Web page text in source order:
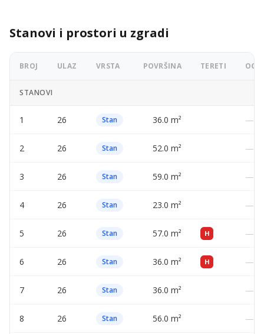
Stanovi i prostori u zgradi
BROJ ULAZ VRSTA POVRŠINA TERETI
STANOVI
1 26 Stan 36.0 m² —
2 26 Stan 52.0 m² —
3 26 Stan 59.0 m² —
4 26 Stan 23.0 m² —
5 26 Stan 57.0 m² H —
6 26 Stan 36.0 m² H —
7 26 Stan 36.0 m² —
8 26 Stan 56.0 m² —